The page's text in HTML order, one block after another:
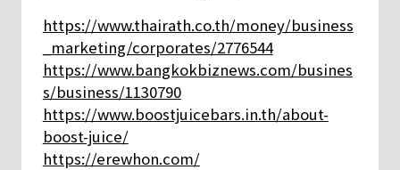
https://www.thairath.co.th/money/business
_marketing/corporates/2776544
https://www.bangkokbiznews.com/busines
s/business/1130790
https://www.boostjuicebars.in.th/about-
boost-juice/
https://erewhon.com/